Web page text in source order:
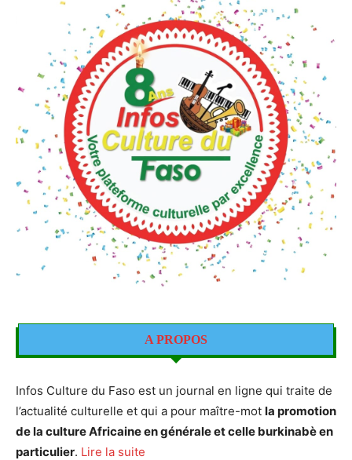
A PROPOS
Infos Culture du Faso est un journal en ligne qui traite de
l’actualité culturelle et qui a pour maître-mot la promotion
de la culture Africaine en générale et celle burkinabè en
particulier. Lire la suite